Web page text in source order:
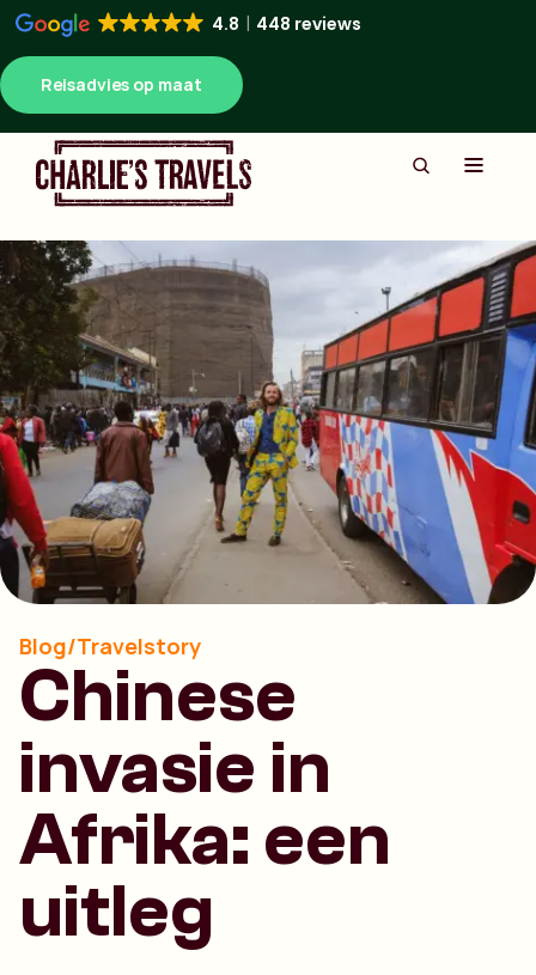
4.8 448 reviews
Reisadvies op maat
Blog/Travelstory
Chinese
invasie in
Afrika: een
uitleg